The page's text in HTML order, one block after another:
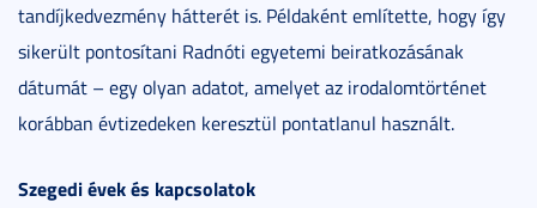
tandíjkedvezmény hátterét is. Példaként említette, hogy így
sikerült pontosítani Radnóti egyetemi beiratkozásának
dátumát – egy olyan adatot, amelyet az irodalomtörténet
korábban évtizedeken keresztül pontatlanul használt.
Szegedi évek és kapcsolatok